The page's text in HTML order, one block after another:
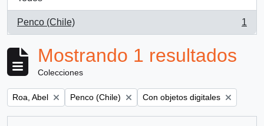
Penco (Chile)
, 1 resultados
1
Mostrando 1 resultados
Colecciones
Remove filter:
Roa, Abel Remove filter:
Penco (Chile) Remove filter:
Con objetos digitales